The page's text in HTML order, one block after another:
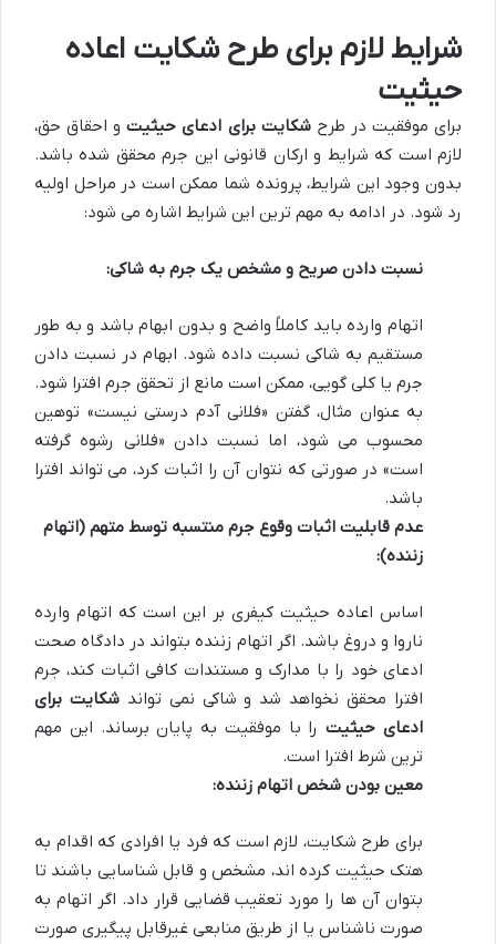
شرایط لازم برای طرح شکایت اعاده
حیثیت
برای موفقیت در طرحشکایت برای ادعای حیثیتو احقاق حق،
لازم است که شرایط و ارکان قانونی این جرم محقق شده باشد.
بدون وجود این شرایط، پرونده شما ممکن است در مراحل اولیه
رد شود. در ادامه به مهم ترین این شرایط اشاره می شود:
نسبت دادن صریح و مشخص یک جرم به شاکی:
اتهام وارده باید کاملاً واضح و بدون ابهام باشد و به طور
مستقیم به شاکی نسبت داده شود. ابهام در نسبت دادن
جرم یا کلی گویی، ممکن است مانع از تحقق جرم افترا شود.
به عنوان مثال، گفتن «فلانی آدم درستی نیست» توهین
محسوب می شود، اما نسبت دادن «فلانی رشوه گرفته
است» در صورتی که نتوان آن را اثبات کرد، می تواند افترا
باشد.
عدم قابلیت اثبات وقوع جرم منتسبه توسط متهم (اتهام
زننده):
اساس اعاده حیثیت کیفری بر این است که اتهام وارده
ناروا و دروغ باشد. اگر اتهام زننده بتواند در دادگاه صحت
ادعای خود را با مدارک و مستندات کافی اثبات کند، جرم
افترا محقق نخواهد شد و شاکی نمی تواندشکایت برای
ادعای حیثیترا با موفقیت به پایان برساند. این مهم
ترین شرط افترا است.
معین بودن شخص اتهام زننده:
برای طرح شکایت، لازم است که فرد یا افرادی که اقدام به
هتک حیثیت کرده اند، مشخص و قابل شناسایی باشند تا
بتوان آن ها را مورد تعقیب قضایی قرار داد. اگر اتهام به
صورت ناشناس یا از طریق منابعی غیرقابل پیگیری صورت